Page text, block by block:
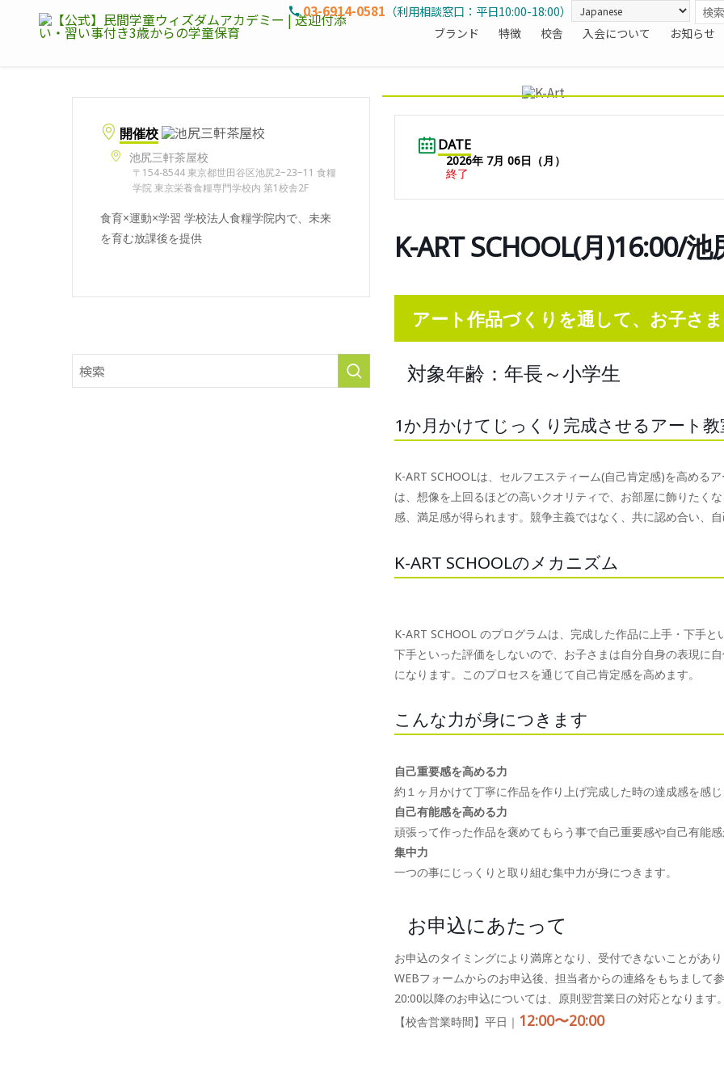
ブランド 特徴 校舎 入会について お知らせ
03-6914-0581 （利用相談窓口：平日10:00-18:00）
開催校
池尻三軒茶屋校
〒154-8544 東京都世田谷区池尻2−23−11 食糧
学院 東京栄養食糧専門学校内 第1校舎2F
食育×運動×学習 学校法人食糧学院内で、未来
を育む放課後を提供
DATE
2026年 7月 06日（月）
終了
K-ART SCHOOL(月)16:00/
アート作品づくりを通して、お子さ
対象年齢：年長～小学生
1か月かけてじっくり完成させるアート教
K-ART SCHOOLは、セルフエスティーム(自己肯定感)を高める
は、想像を上回るほどの高いクオリティで、お部屋に飾りたく
感、満足感が得られます。競争主義ではなく、共に認め合い、自
K-ART SCHOOLのメカニズム
K-ART SCHOOL のプログラムは、完成した作品に上手・下手
下手といった評価をしないので、お子さまは自分自身の表現に
になります。このプロセスを通じて自己肯定感を高めます。
こんな力が身につきます
自己重要感を高める力
約１ヶ月かけて丁寧に作品を作り上げ完成した時の達成感を感じ
自己有能感を高める力
頑張って作った作品を褒めてもらう事で自己重要感や自己有能感
集中力
一つの事にじっくりと取り組む集中力が身につきます。
お申込にあたって
お申込のタイミングにより満席となり、受付できないことがあ
WEBフォームからのお申込後、担当者からの連絡をもちまして参
20:00以降のお申込については、原則翌営業日の対応となります。
【校舎営業時間】平日｜ 12:00〜20:00